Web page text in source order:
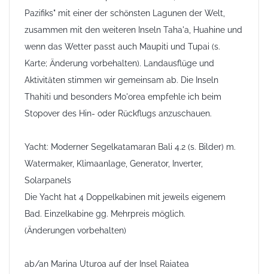
Pazifiks" mit einer der schönsten Lagunen der Welt,
zusammen mit den weiteren Inseln Taha'a, Huahine und
wenn das Wetter passt auch Maupiti und Tupai (s.
Karte; Änderung vorbehalten). Landausflüge und
Aktivitäten stimmen wir gemeinsam ab. Die Inseln
Thahiti und besonders Mo'orea empfehle ich beim
Stopover des Hin- oder Rückflugs anzuschauen.
Yacht: Moderner Segelkatamaran Bali 4.2 (s. Bilder) m.
Watermaker, Klimaanlage, Generator, Inverter,
Solarpanels
Die Yacht hat 4 Doppelkabinen mit jeweils eigenem
Bad. Einzelkabine gg. Mehrpreis möglich.
(Änderungen vorbehalten)
ab/an Marina Uturoa auf der Insel Raiatea